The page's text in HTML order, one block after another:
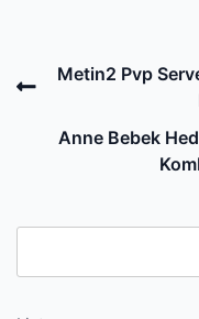
Post
PreviousMetin2 Pvp
Anne Bebek